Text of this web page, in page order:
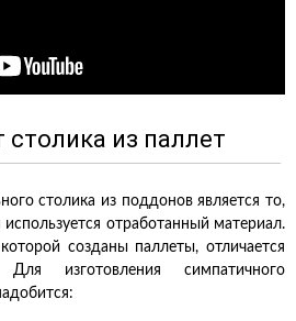
столика из паллет
столика из поддонов является то,
используется отработанный материал.
созданы паллеты, отличается
изготовления симпатичного